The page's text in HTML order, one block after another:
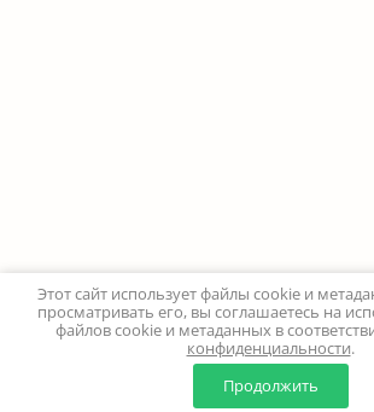
0
Корзина
Этот сайт использует файлы cookie и
просматривать его, вы соглашаетесь на
файлов cookie и метаданных в
конфиденциальности.
Продолжить